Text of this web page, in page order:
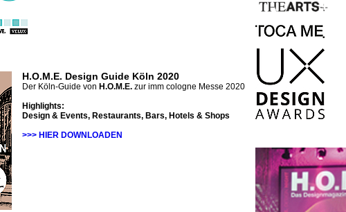
H.O.M.E. Design Guide Köln 2020
Der Köln-Guide von H.O.M.E. zur imm cologne Messe 2020
Highlights:
Design & Events, Restaurants, Bars, Hotels & Shops
>>> HIER DOWNLOADEN